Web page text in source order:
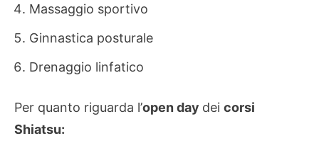
Massaggio sportivo
Ginnastica posturale
Drenaggio linfatico
Per quanto riguarda l’open day dei corsi
Shiatsu: